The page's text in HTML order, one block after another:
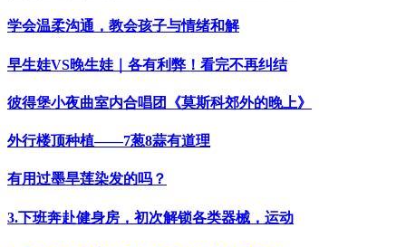
学会温柔沟通，教会孩子与情绪和解
早生娃VS晚生娃｜各有利弊！看完不再纠结
彼得堡小夜曲室内合唱团《莫斯科郊外的晚上》
外行楼顶种植——7葱8蒜有道理
有用过墨旱莲染发的吗？
3.下班奔赴健身房，初次解锁各类器械，运动